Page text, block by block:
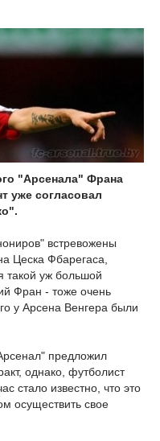
"Арсенала" Франа
уже согласовал
встревожены
Цеска Фбарегаса,
такой уж большой
Фран - тоже очень
у Арсена Венгера были
предложил
однако, футболист
стало известно, что это
осуществить свое